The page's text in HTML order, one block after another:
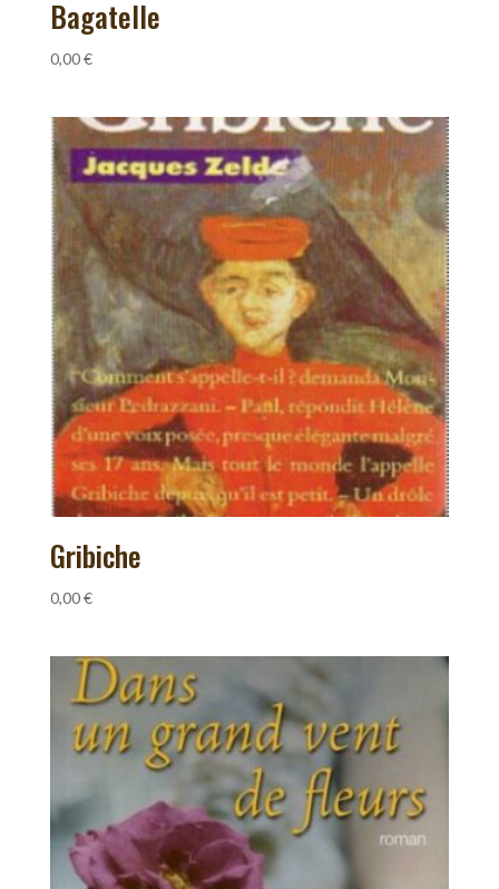
Bagatelle
0,00€
Gribiche
0,00€